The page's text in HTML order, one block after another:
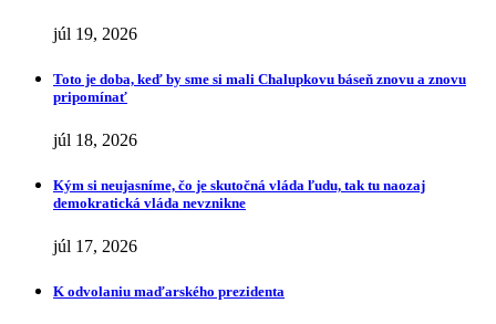
júl 19, 2026
Toto je doba, keď by sme si mali Chalupkovu báseň znovu a znovu
pripomínať
júl 18, 2026
Kým si neujasníme, čo je skutočná vláda ľudu, tak tu naozaj
demokratická vláda nevznikne
júl 17, 2026
K odvolaniu maďarského prezidenta